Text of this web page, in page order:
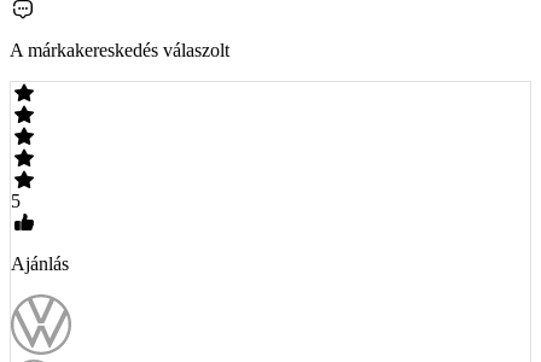
A márkakereskedés válaszolt
5
Ajánlás